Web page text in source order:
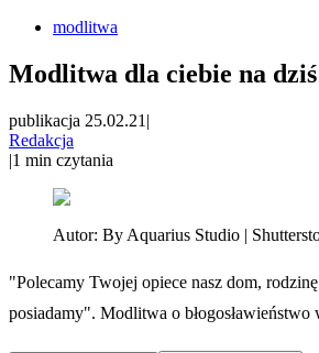
modlitwa
Modlitwa dla ciebie na
publikacja 25.02.21 |
Redakcja
|1 min czytania
Autor: By Aquarius Studio |
"Polecamy Twojej opiece nasz dom,
posiadamy". Modlitwa o